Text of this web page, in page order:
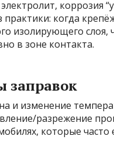
коррозия
когда
изолирующего слоя,
в зоне контакта.
заправок
и изменение
разрежение
которые